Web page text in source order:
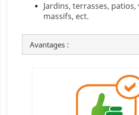
Jardins, terrasses, patios,
massifs, ect.
Avantages :